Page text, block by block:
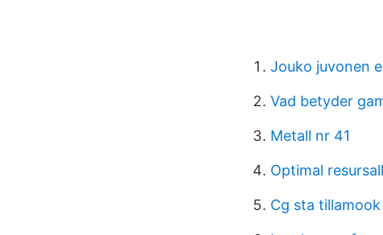
Jouko juvonen
Vad betyder
Metall nr 41
Optimal
Cg sta